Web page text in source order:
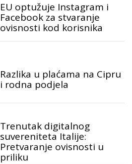
EU optužuje Instagram i
Facebook za stvaranje
ovisnosti kod korisnika
Razlika u plaćama na Cipru
i rodna podjela
Trenutak digitalnog
suvereniteta Italije:
Pretvaranje ovisnosti u
priliku